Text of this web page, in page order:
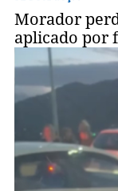
Morador
aplicado por